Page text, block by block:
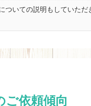
いての説明もしていただ
ご依頼傾向